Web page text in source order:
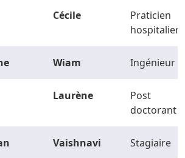
Cécile
Praticien
hospitalier
Wiam Ingénieur
Laurène
Post
doctorant
Vaishnavi Stagiaire